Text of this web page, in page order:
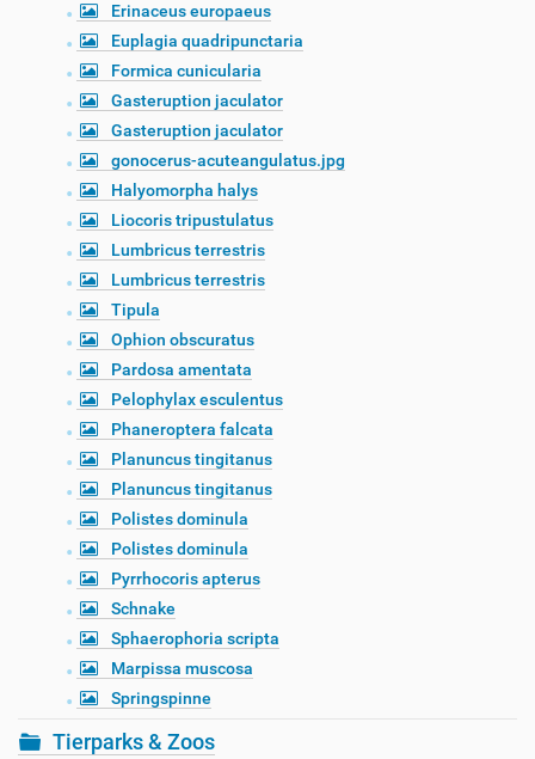
Erinaceus europaeus
Euplagia quadripunctaria
Formica cunicularia
Gasteruption jaculator
Gasteruption jaculator
gonocerus-acuteangulatus.jpg
Halyomorpha halys
Liocoris tripustulatus
Lumbricus terrestris
Lumbricus terrestris
Tipula
Ophion obscuratus
Pardosa amentata
Pelophylax esculentus
Phaneroptera falcata
Planuncus tingitanus
Planuncus tingitanus
Polistes dominula
Polistes dominula
Pyrrhocoris apterus
Schnake
Sphaerophoria scripta
Marpissa muscosa
Springspinne
Tierparks & Zoos